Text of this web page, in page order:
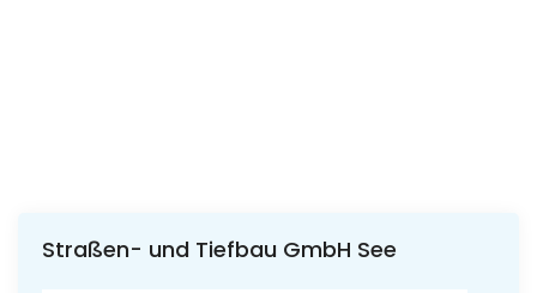
Straßen- und Tiefbau GmbH See